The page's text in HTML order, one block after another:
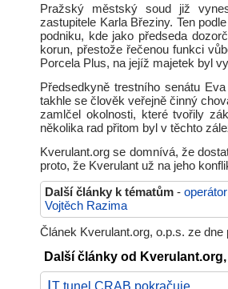
Pražský městský soud již
zastupitele Karla Březiny. Ten
podniku, kde jako předseda
korun, přestože řečenou funkci
Porcela Plus, na jejíž majetek byl
Předsedkyně trestního senátu
takhle se člověk veřejně činný
zamlčel okolnosti, které tvořily
několika rad přitom byl v těchto
Kverulant.org se domnívá, že
proto, že Kverulant už na jeho
Další články k tématům - operátor
Vojtěch Razima
Článek Kverulant.org, o.p.s. ze dne
Další články od
IT tunel CRAB pokračuje